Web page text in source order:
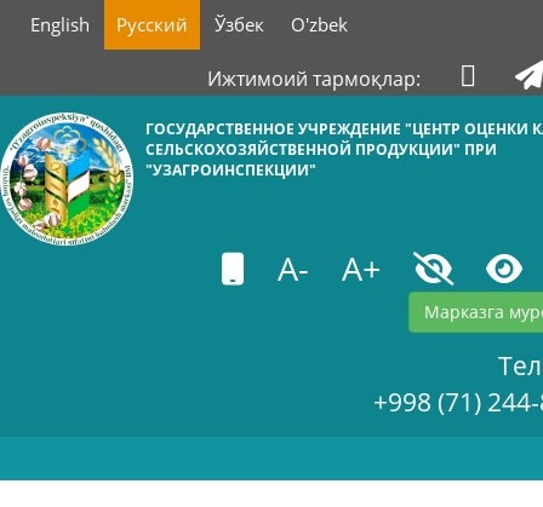
English Русский Ўзбек O'zbek
Ижтимоий тармоқлар:
ГОСУДАРСТВЕННОЕ УЧРЕЖДЕНИЕ "ЦЕНТР ОЦЕНКИ
СЕЛЬСКОХОЗЯЙСТВЕННОЙ ПРОДУКЦИИ" ПРИ
"УЗАГРОИНСПЕКЦИИ"
A- A+
Марказга
+998 (71)